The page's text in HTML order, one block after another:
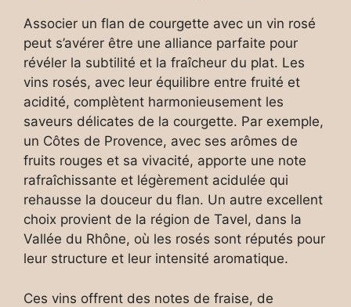
Associer un flan de courgette avec un vin rosé
peut s’avérer être une alliance parfaite pour
révéler la subtilité et la fraîcheur du plat. Les
vins rosés, avec leur équilibre entre fruité et
acidité, complètent harmonieusement les
saveurs délicates de la courgette. Par exemple,
un Côtes de Provence, avec ses arômes de
fruits rouges et sa vivacité, apporte une note
rafraîchissante et légèrement acidulée qui
rehausse la douceur du flan. Un autre excellent
choix provient de la région de Tavel, dans la
Vallée du Rhône, où les rosés sont réputés pour
leur structure et leur intensité aromatique.
Ces vins offrent des notes de fraise, de